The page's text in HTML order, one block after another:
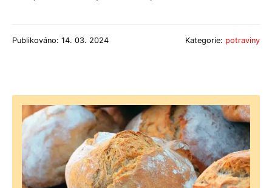
Publikováno: 14. 03. 2024 Kategorie: potraviny